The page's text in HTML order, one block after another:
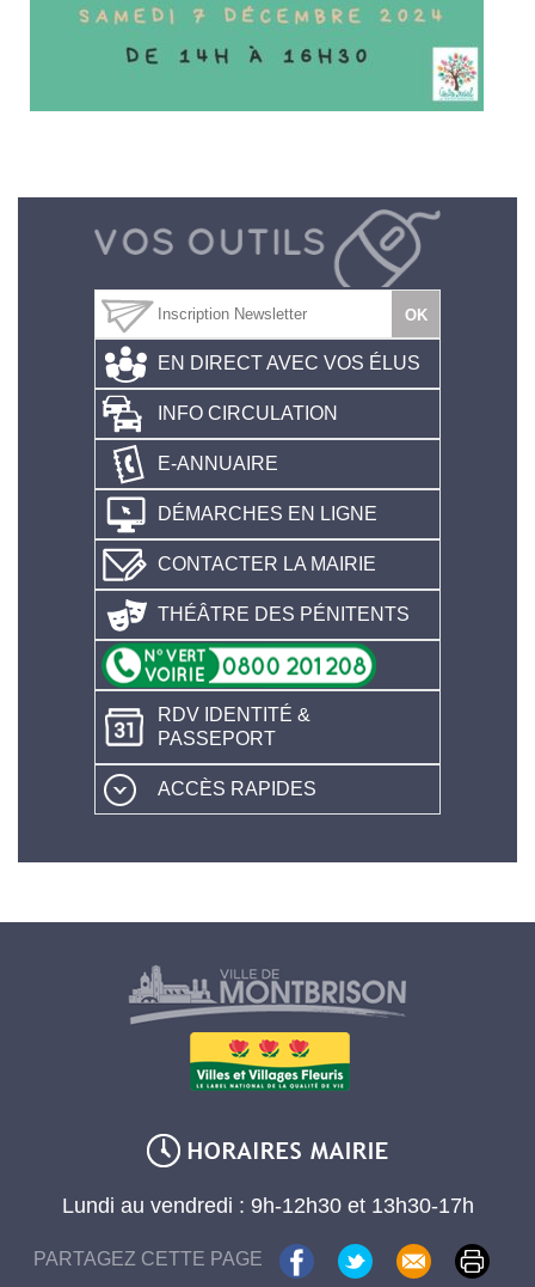
EN DIRECT AVEC VOS ÉLUS
INFO CIRCULATION
E-ANNUAIRE
DÉMARCHES EN LIGNE
CONTACTER LA MAIRIE
THÉÂTRE DES PÉNITENTS
RDV IDENTITÉ &
PASSEPORT
ACCÈS RAPIDES
Lundi au vendredi : 9h-12h30 et 13h30-17h
PARTAGEZ CETTE PAGE